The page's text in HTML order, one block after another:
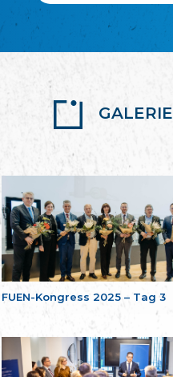
GALERIE
FUEN-Kongress 2025 – Tag 3